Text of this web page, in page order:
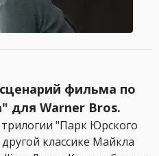
фильма по
для Warner Bros.
"Парк Юрского
классике Майкла